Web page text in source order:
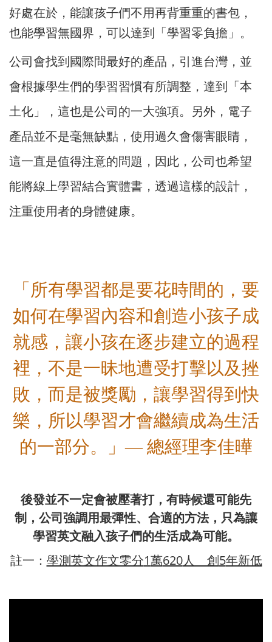
好處在於，能讓孩子們不用再背重重的書包，
也能學習無國界，可以達到「學習零負擔」。
公司會找到國際間最好的產品，引進台灣，並
會根據學生們的學習習慣有所調整，達到「本
土化」，這也是公司的一大強項。另外，電子
產品並不是毫無缺點，使用過久會傷害眼睛，
這一直是值得注意的問題，因此，公司也希望
能將線上學習結合實體書，透過這樣的設計，
注重使用者的身體健康。
「所有學習都是要花時間的，要
如何在學習內容和創造小孩子成
就感，讓小孩在逐步建立的過程
裡，不是一昧地遭受打擊以及挫
敗，而是被獎勵，讓學習得到快
樂，所以學習才會繼續成為生活
的一部分。」— 總經理李佳曄
後發並不一定會被壓著打，有時候還可能先
制，公司強調用最彈性、合適的方法，只為讓
學習英文融入孩子們的生活成為可能。
註一： 學測英文作文零分1萬620人 創5年新低